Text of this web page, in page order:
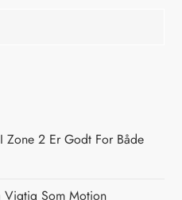
2 Er Godt For Både
Vigtig Som Motion